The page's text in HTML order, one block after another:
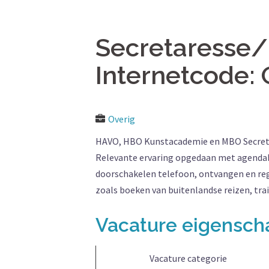
Internetcode:
Overig
HAVO, HBO Kunstacademie en MBO
Relevante ervaring opgedaan met
doorschakelen telefoon, ontvangen en
zoals boeken van buitenlandse reizen,
Vacature
Vacature categorie